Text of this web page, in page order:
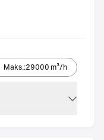
Maks.:29000 m³/h